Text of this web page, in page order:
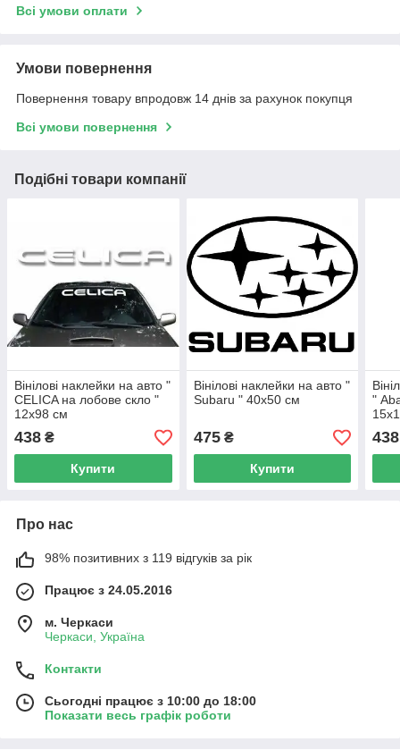
Всі умови оплати
Умови повернення
Повернення товару впродовж 14 днів за рахунок покупця
Всі умови повернення
Подібні товари компанії
Вінілові наклейки на авто "
CELICA на лобове скло "
12х98 см
438 ₴
Купити
Вінілові наклейки на авто "
Subaru " 40х50 см
475₴
Купити
"
438
Про нас
98% позитивних з 119 відгуків за рік
Працює з 24.05.2016
м. Черкаси
Черкаси, Україна
Контакти
Сьогодні працює з 10:00 до 18:00
Показати весь графік роботи